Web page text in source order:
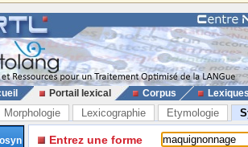
Portail lexical Corpus
Morphologie Lexicographie Etymologie
Entrez une forme